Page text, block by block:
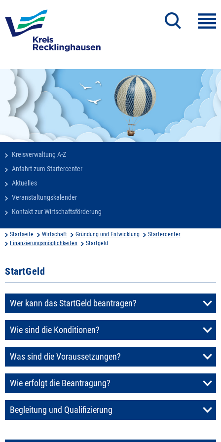
Kreisverwaltung A-Z
Anfahrt zum Startercenter
Aktuelles
Veranstaltungskalender
Kontakt zur Wirtschaftsförderung
Startseite Wirtschaft Gründung und Entwicklung
Startercenter
Finanzierungsmöglichkeiten
Startgeld
StartGeld
Wer kann das StartGeld beantragen?
Wie sind die Konditionen?
Was sind die Voraussetzungen?
Wie erfolgt die Beantragung?
Begleitung und Qualifizierung